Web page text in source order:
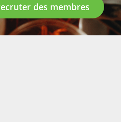
des membres